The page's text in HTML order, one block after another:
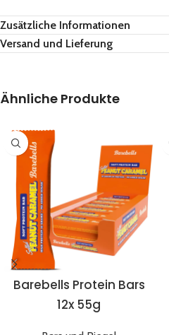
Zusätzliche Informationen
Versand und Lieferung
Ähnliche Produkte
Barebells Protein Bars
12x 55g